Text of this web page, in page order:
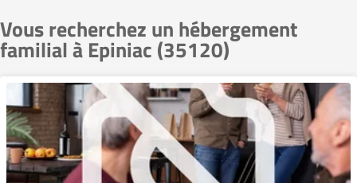
Vous recherchez un hébergement
familial à Epiniac (35120)